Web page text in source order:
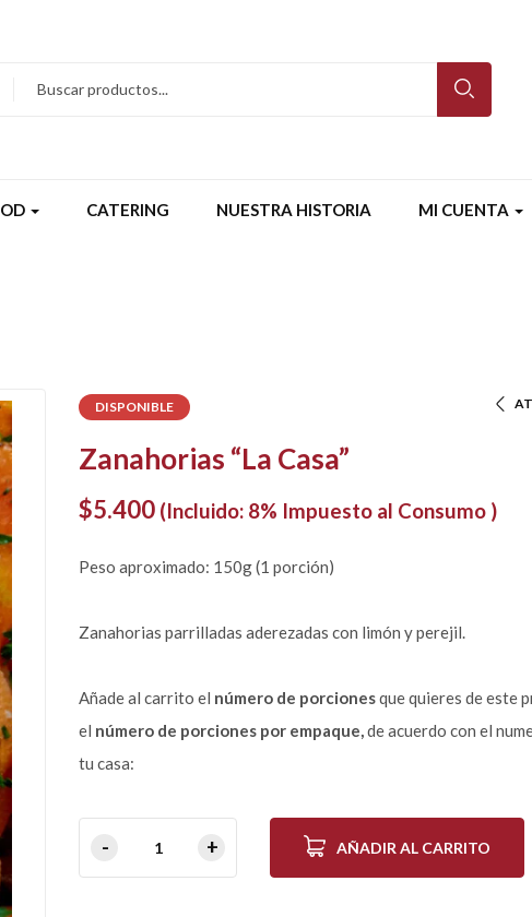
CATERING NUESTRA HISTORIA MI CUENTA
DISPONIBLE
Zanahorias “La Casa”
$5.400 (Incluido: 8% Impuesto al Consumo )
Peso aproximado: 150g (1 porción)
Zanahorias parrilladas aderezadas con limón y perejil.
Añade al carrito el número de porcionesque quieres de este
el número de porciones por empaque,de acuerdo con el
tu casa:
AÑADIR AL CARRITO